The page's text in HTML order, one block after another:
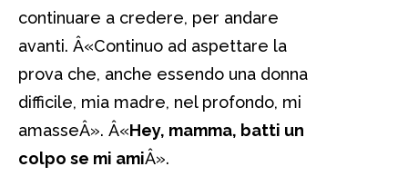
continuare a credere, per andare
avanti. Â«Continuo ad aspettare la
prova che, anche essendo una donna
difficile, mia madre, nel profondo, mi
amasseÂ». Â«Hey, mamma, batti un
colpo se mi amiÂ».